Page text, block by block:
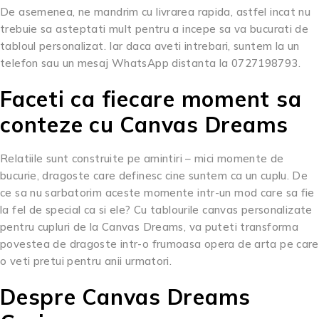
De asemenea, ne mandrim cu livrarea rapida, astfel incat nu
trebuie sa asteptati mult pentru a incepe sa va bucurati de
tabloul personalizat. Iar daca aveti intrebari, suntem la un
telefon sau un mesaj WhatsApp distanta la 0727198793.
Faceti ca fiecare moment sa
conteze cu Canvas Dreams
Relatiile sunt construite pe amintiri – mici momente de
bucurie, dragoste care definesc cine suntem ca un cuplu. De
ce sa nu sarbatorim aceste momente intr-un mod care sa fie
la fel de special ca si ele? Cu tablourile canvas personalizate
pentru cupluri de la Canvas Dreams, va puteti transforma
povestea de dragoste intr-o frumoasa opera de arta pe care
o veti pretui pentru anii urmatori.
Despre Canvas Dreams